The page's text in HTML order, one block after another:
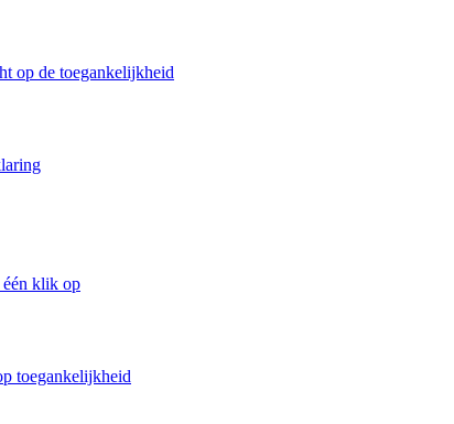
op de toegankelijkheid
klik op
toegankelijkheid